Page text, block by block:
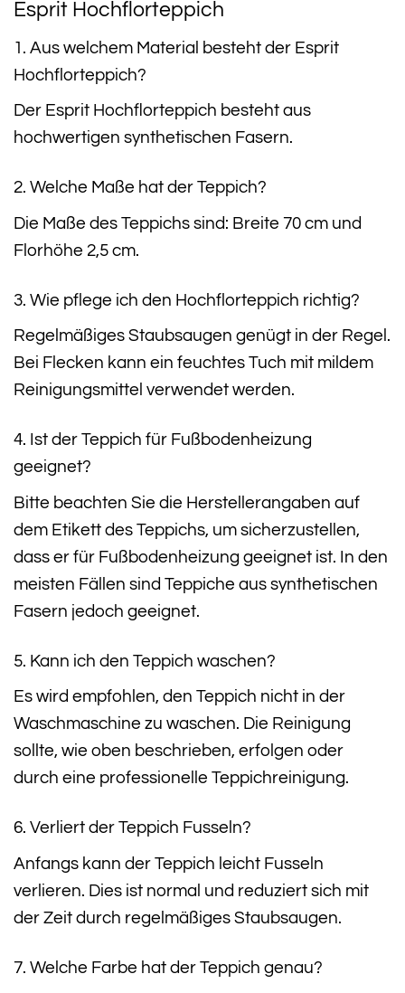
Esprit Hochflorteppich
1. Aus welchem Material besteht der Esprit
Hochflorteppich?
Der Esprit Hochflorteppich besteht aus
hochwertigen synthetischen Fasern.
2. Welche Maße hat der Teppich?
Die Maße des Teppichs sind: Breite 70 cm und
Florhöhe 2,5 cm.
3. Wie pflege ich den Hochflorteppich richtig?
Regelmäßiges Staubsaugen genügt in der Regel.
Bei Flecken kann ein feuchtes Tuch mit mildem
Reinigungsmittel verwendet werden.
4. Ist der Teppich für Fußbodenheizung
geeignet?
Bitte beachten Sie die Herstellerangaben auf
dem Etikett des Teppichs, um sicherzustellen,
dass er für Fußbodenheizung geeignet ist. In den
meisten Fällen sind Teppiche aus synthetischen
Fasern jedoch geeignet.
5. Kann ich den Teppich waschen?
Es wird empfohlen, den Teppich nicht in der
Waschmaschine zu waschen. Die Reinigung
sollte, wie oben beschrieben, erfolgen oder
durch eine professionelle Teppichreinigung.
6. Verliert der Teppich Fusseln?
Anfangs kann der Teppich leicht Fusseln
verlieren. Dies ist normal und reduziert sich mit
der Zeit durch regelmäßiges Staubsaugen.
7. Welche Farbe hat der Teppich genau?